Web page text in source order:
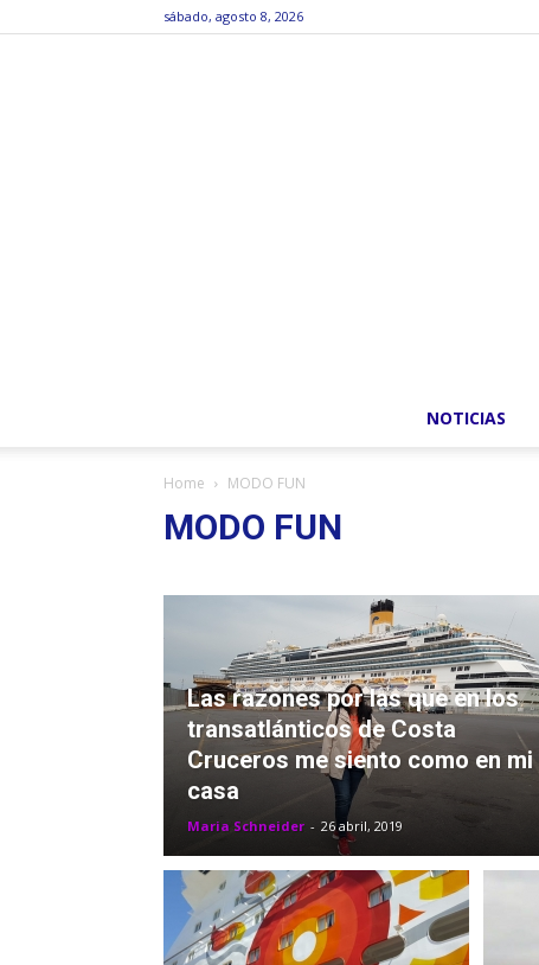
sábado, agosto 8, 2026
NOTICIAS
Home MODO FUN
MODO FUN
Las razones por las que en los
transatlánticos de Costa
Cruceros me siento como en mi
casa
Maria Schneider - 26 abril, 2019